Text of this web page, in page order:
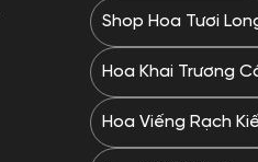
Shop Hoa Tươi
Hoa Khai Trương
Hoa Viếng Rạch